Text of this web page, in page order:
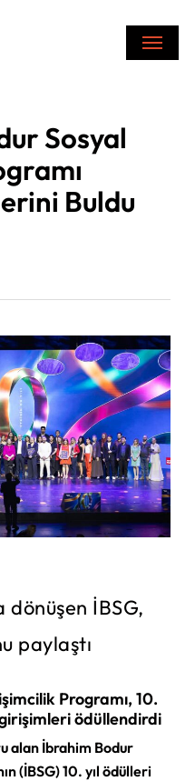
Menu
Sosyal
Buldu
dönüşen İBSG,
paylaştı
Programı, 10.
ödüllendirdi
alan İbrahim Bodur
(İBSG) 10. yıl ödülleri